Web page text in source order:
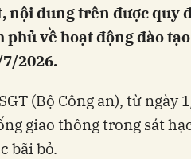
nội dung trên được quy
phủ về hoạt động đào
2026.
(Bộ Công an), từ ngày
giao thông trong sát
bãi bỏ.